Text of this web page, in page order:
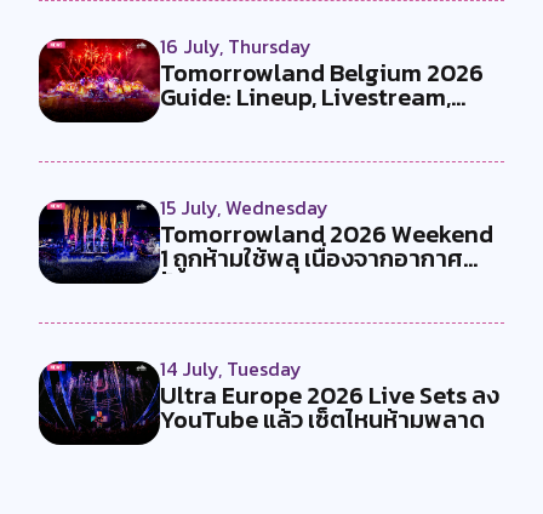
16 July, Thursday
Tomorrowland Belgium 2026
Guide: Lineup, Livestream,
15 July, Wednesday
Tomorrowland 2026 Weekend
1 ถูกห้ามใช้พลุ เนื่องจากอากาศ
ร้อน...
14 July, Tuesday
Ultra Europe 2026 Live Sets ลง
YouTube แล้ว เซ็ตไหนห้ามพลาด